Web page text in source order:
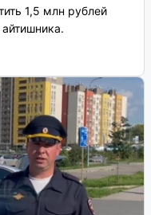
1,5 млн рублей